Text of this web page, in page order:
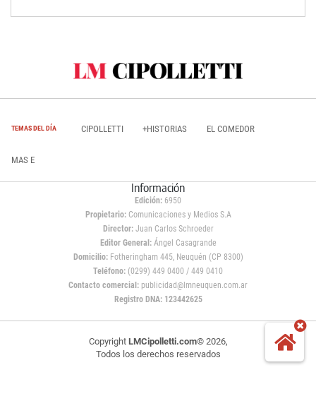
TEMAS DEL DÍA CIPOLLETTI +HISTORIAS EL COMEDOR
MAS E
Información
Edición: 6950
Propietario:Comunicaciones y Medios S.A
Director: Juan Carlos Schroeder
Editor General:Ángel Casagrande
Domicilio:Fotheringham 445, Neuquén (CP 8300)
Teléfono: (0299) 449 0400 / 449 0410
Contacto comercial: publicidad@lmneuquen.com.ar
Registro DNA: 123442625
Copyright LMCipolletti.com© 2026,
Todos los derechos reservados